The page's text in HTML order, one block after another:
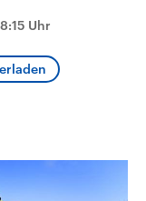
Uhr